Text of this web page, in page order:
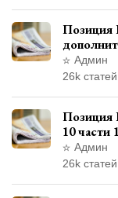
Позиция
адвоката
Админ
26k
Позиция
10
Админ
26k